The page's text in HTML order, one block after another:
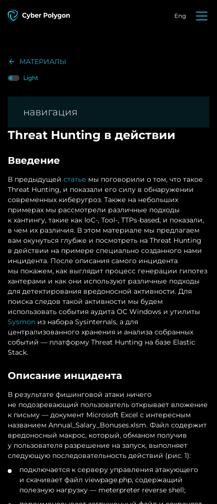
Eng
МАТЕРИАЛЫ
Light
навигация
Threat Hunting в действии
Введение
В предыдущей статье мы поговорили о том, что такое
Threat Hunting, и показали его силу в обнаружении
современных киберугроз. Также на небольших
примерах мы рассмотрели различные подходы
к хантингу, такие как IoC-, Tool-, TTPs-based, и показали,
в чем их различия. В этом материале мы предлагаем
вам окунуться глубже и посмотреть на Threat Hunting
в действии на примере специально созданного нами
инцидента. После описания самого инцидента
мы покажем, как выглядит процесс генерации гипотез
хантерами и как они используют различные подходы
для детектирования вредоносной активности. Для
поиска следов такой активности мы будем
использовать события аудита ОС Windows и утилиты
Sysmon из набора Sysinternals, а для
централизованного хранения и анализа собранных
событий — платформу Threat Hunting на базе Elastic
Stack.
Описание инцидента
В результате фишинговой атаки ничего
не подозревающий пользователь открывает вложение
к письму — документ Microsoft Excel с интересным
названием Annual_Salary_Bonuses.xlsm. Файл содержит
вредоносный макрос, который, обманом получив
у пользователя разрешение на запуск, выполняет
следующую последовательность действий (рис. 1):
подключается к серверу управления атакующего
и скачивает файл viewpage.php, содержащий
полезную нагрузку — meterpreter reverse shell;